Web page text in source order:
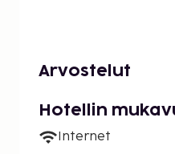
Arvostelut
Hotellin
Internet